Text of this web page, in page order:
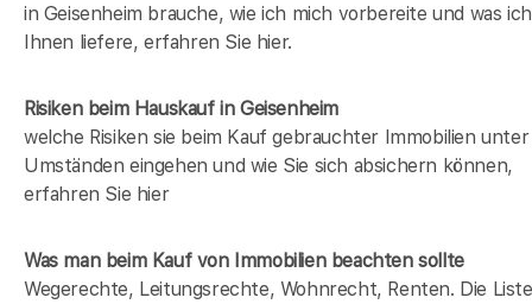
in Geisenheim brauche, wie ich mich vorbereite und was ich
Ihnen liefere, erfahren Sie hier.
Risiken beim Hauskaufin Geisenheim
welche Risiken sie beim Kauf gebrauchter Immobilien unter
Umständen eingehen und wie Sie sich absichern können,
erfahren Sie hier
Was man beim Kauf von Immobilien beachten sollte
Wegerechte, Leitungsrechte, Wohnrecht, Renten. Die